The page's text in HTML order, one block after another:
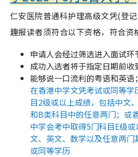
仁安医院普通科护理高级文凭(登
趣报读者须符合以下资格，符合资
申请人会经过筛选进入面试环
成功入选者将于指定日期前收
能够说一口流利的粤语和英语；
在香港中学文凭考试或同等
目2级或以上成绩，包括中文
和B类科目中的任意两门；或
中学会考中取得5门科目E级
文、英文、数学以及任意两
或同等学历